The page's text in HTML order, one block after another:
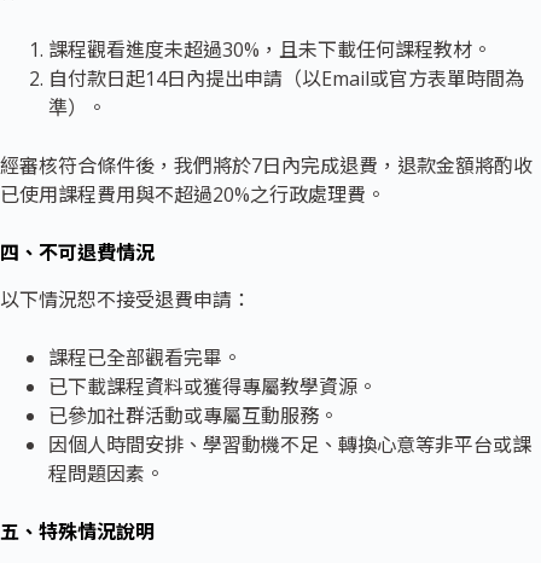
課程觀看進度未超過30%，且未下載任何課程教材。
自付款日起14日內提出申請（以Email或官方表單時間為
準）。
經審核符合條件後，我們將於7日內完成退費，退款金額將酌收
已使用課程費用與不超過20%之行政處理費。
四、不可退費情況
以下情況恕不接受退費申請：
課程已全部觀看完畢。
已下載課程資料或獲得專屬教學資源。
已參加社群活動或專屬互動服務。
因個人時間安排、學習動機不足、轉換心意等非平台或課
程問題因素。
五、特殊情況說明